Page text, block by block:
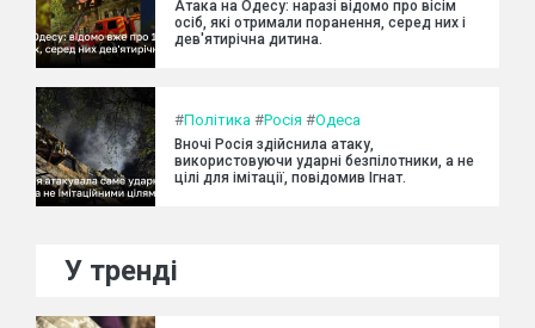
Атака на Одесу: наразі відомо про вісім
осіб, які отримали поранення, серед них і
дев'ятирічна дитина.
#Політика #Росія #Одеса
Вночі Росія здійснила атаку,
використовуючи ударні безпілотники, а не
цілі для імітації, повідомив Ігнат.
У тренді